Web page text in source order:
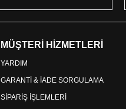
MÜŞTERİ HİZMETLERİ
YARDIM
GARANTİ & İADE SORGULAMA
SİPARİŞ İŞLEMLERİ